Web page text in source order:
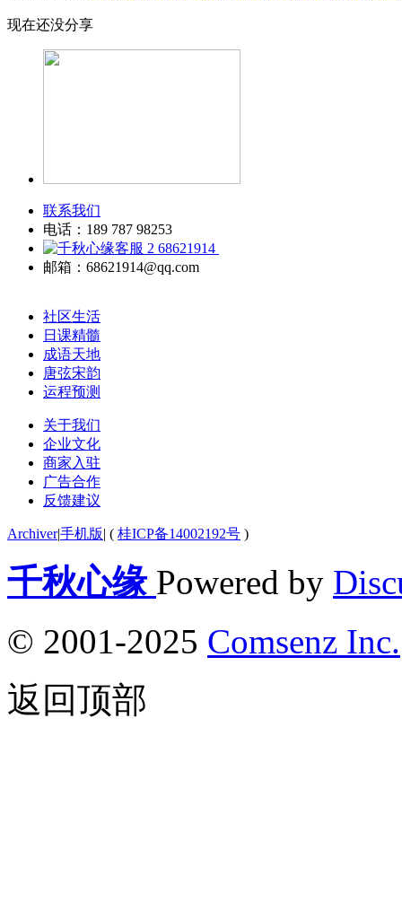
现在还没分享
联系我们
电话：189 787 98253
68621914
邮箱：68621914@qq.com
社区生活
日课精髓
成语天地
唐弦宋韵
运程预测
关于我们
企业文化
商家入驻
广告合作
反馈建议
Archiver|手机版| ( 桂ICP备14002192号 )
千秋心缘 Powered by
© 2001-2025 Comsenz Inc.
返回顶部